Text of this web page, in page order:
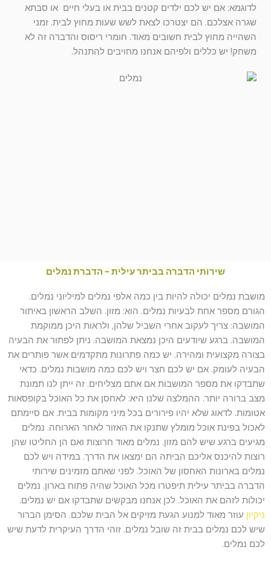
לדוגמא: אם יש לכם ילדים קטנים בבית או בעלי חיים או סבתא
שגרה אצלכם. הם יצטרכו לצאת לשש שעות מחוץ לבית. זמני
השהייה מחוץ לבית חשובים מאוד. חומרי ריסוס והדברה זה לא
משחק! יש כללים ולפיהם אנחנו מחויבים להתנהל.
שירותי הדברה בביתר עילית - הדברת נמלים
מושבת נמלים יכולה להיות בין כמה אלפי נמלים למיליוני נמלים.
הגורם מספר אחת לבעיות נמלים. הוא: מזון. השלב הראשון באיתור
המושבה: צריך לעקוב אחרי השביל שלהן, ולראות היכן ממוקמת
המושבה. ברגע שיודעים היכן נמצאת המושבה. ניתן לפתור את הבעיה
בצורה מקצועית ומהירה. יש כמה פתרונות מתקדמים אשר פותרים את
הבעיה לעומק. אם יש לכם חצר ויש לכם כמה מושבות נמלים. כדאי
שתבדקו את מספר המושבות אם אתם מצליחים. זה ייתן לנו תמונת
מצב ברורה יותר. ההמלצה שלנו היא: לאחסן את כל האוכל בקופסאות
אטומות. לדאוג שלא יהיו פירורים בכל מיני מקומות בבית. אם סיימתם
לאכול בפינת אוכל מומלץ שתנקו את האזור לאחר הארוחה. נמלים
מגיעים ברגע שיש להם מזון. נמלים מאוד חרוצות ואם הן החליטו שהן
רוצות להיכנס אליכם הביתה הם ימצאו את הדרך. במידה ויש לכם
נמלים בארונות האחסון של האוכל. לפני שאתם מזמינים שירותי
הדברה בביתר עילית תיפטרו מכל האוכל שהיה פתוח בארון. נמלים
יכולות לזהם את האוכל. לכן אנחנו מבקשים שתבדקו אם יש נמלים.
ניקיון עוזר מאוד למנוע הגעת מזיקים אל הבית שלכם. הסימן הברור
שיש לכם נמלים בבית זה שובל נמלים. זוהי הדרך העיקרית לדעת שיש
לכם נמלים.